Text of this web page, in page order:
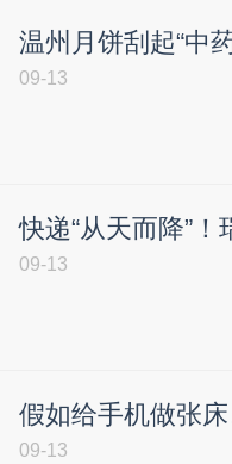
温州月饼刮起“中
09-13
快递“从天而降”
09-13
假如给手机做张
09-13